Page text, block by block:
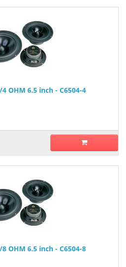
4 OHM 6.5 inch - C6504-4
8 OHM 6.5 inch - C6504-8